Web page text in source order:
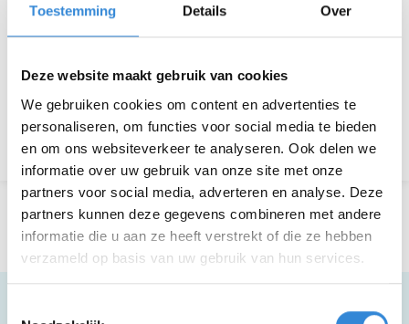
Toestemming Details Over
Deze website maakt gebruik van cookies
We gebruiken cookies om content en advertenties te
personaliseren, om functies voor social media te bieden
en om ons websiteverkeer te analyseren. Ook delen we
informatie over uw gebruik van onze site met onze
partners voor social media, adverteren en analyse. Deze
partners kunnen deze gegevens combineren met andere
informatie die u aan ze heeft verstrekt of die ze hebben
verzameld op basis van uw gebruik van hun services.
Aanmelden is niet meer mogelijk.
Terug naar het overzicht